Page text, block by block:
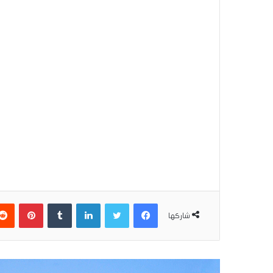
شاركها
فيسبوكتويتر لينكدإن